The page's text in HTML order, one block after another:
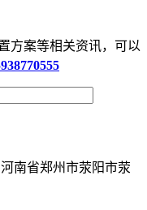
方案等相关资讯，可以
南省郑州市荥阳市荥